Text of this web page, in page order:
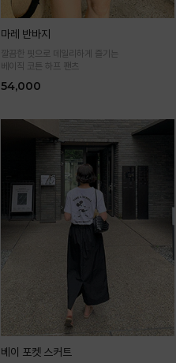
마레 반바지
깔끔한 핏으로 데일리하게 즐기는
베이직 코튼 하프 팬츠
54,000
베이 포켓 스커트